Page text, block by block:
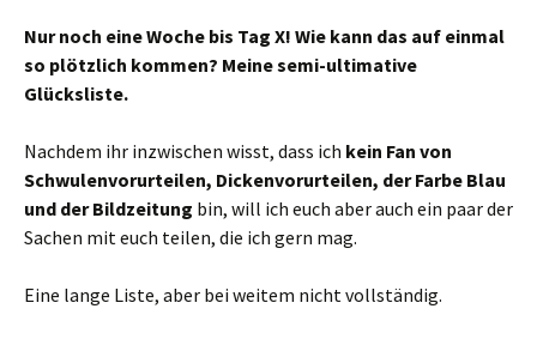
Nur noch eine Woche bis Tag X! Wie kann das auf einmal
so plötzlich kommen? Meine semi-ultimative
Glücksliste.
Nachdem ihr inzwischen wisst, dass ich kein Fan von
Schwulenvorurteilen, Dickenvorurteilen, der Farbe Blau
und der Bildzeitung bin, will ich euch aber auch ein paar der
Sachen mit euch teilen, die ich gern mag.
Eine lange Liste, aber bei weitem nicht vollständig.